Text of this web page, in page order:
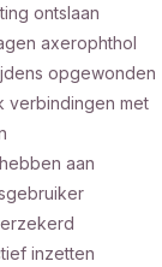
ontslaan
axerophthol
opgewonden
verbindingen met
aan
inzetten